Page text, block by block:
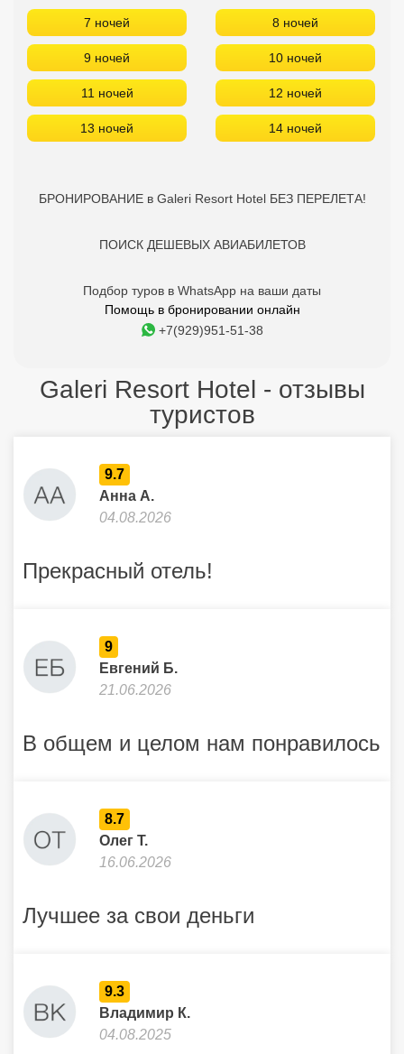
7 ночей 8 ночей
9 ночей 10 ночей
11 ночей 12 ночей
13 ночей 14 ночей
БРОНИРОВАНИЕ в Galeri Resort Hotel БЕЗ ПЕРЕЛЕТА!
ПОИСК ДЕШЕВЫХ АВИАБИЛЕТОВ
Подбор туров в WhatsApp на ваши даты
Помощь в бронировании онлайн
+7(929)951-51-38
Galeri Resort Hotel - отзывы
туристов
9.7
Анна А.
04.08.2026
Прекрасный отель!
9
Евгений Б.
21.06.2026
В общем и целом нам понравилось
8.7
Олег Т.
16.06.2026
Лучшее за свои деньги
9.3
Владимир К.
04.08.2025